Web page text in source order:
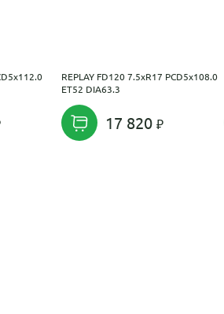
REPLAY FD120 7.5xR17 PCD5x108.0
ET52 DIA63.3
17 820